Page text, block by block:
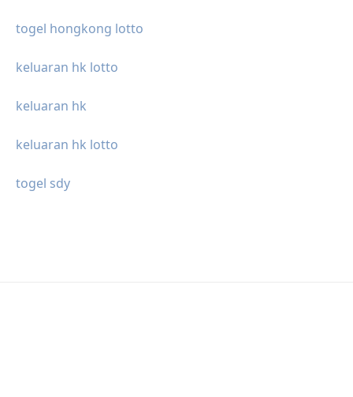
togel hongkong lotto
keluaran hk lotto
keluaran hk
keluaran hk lotto
togel sdy